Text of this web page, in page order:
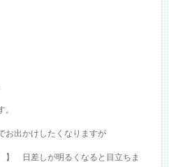
お出かけしたくなりますが
日差しが明るくなると目立ちま